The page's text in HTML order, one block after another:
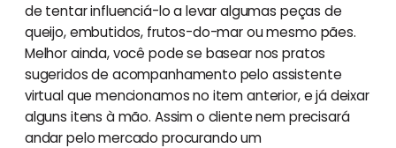
de tentar influenciá-lo a levar algumas peças de
queijo, embutidos, frutos-do-mar ou mesmo pães.
Melhor ainda, você pode se basear nos pratos
sugeridos de acompanhamento pelo assistente
virtual que mencionamos no item anterior, e já deixar
alguns itens à mão. Assim o cliente nem precisará
andar pelo mercado procurando um